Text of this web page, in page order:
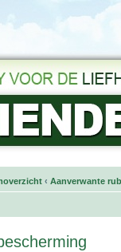
‹ Aanverwante